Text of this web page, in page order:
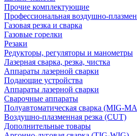
Прочие комплектующие
Профессиональная воздушно-
Газовая резка и сварка
Газовые горелки
Резаки
Редукторы, регуляторы и манометры
Лазерная сварка, резка, чистка
Аппараты лазерной сварки
Подающие устройства
Аппараты лазерной сварки
Сварочные аппараты
Полуавтоматическая сварка (MIG-
Воздушно-плазменная резка (CUT)
Дополнительные товары